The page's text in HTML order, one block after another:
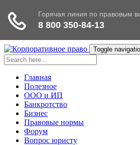
Toggle
Главная
Полезное
ООО и ИП
Банкротство
Бизнес
Правовые нормы
Форум
Вопрос юристу